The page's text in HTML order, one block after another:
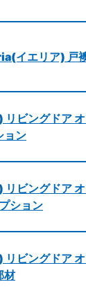
イエリア) 戸
ビングドア
ョン
ビングドア
ション
ビングドア
材